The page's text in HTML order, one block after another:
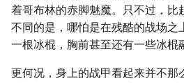
着哥布林的赤脚魅魔。只不过，比
不同的是，哪怕是在残酷的战场之
一根冰棍，胸前甚至还有一些冰棍
更何况，身上的战甲看起来并不那